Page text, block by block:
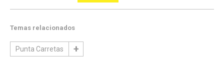
Temas relacionados
Punta Carretas